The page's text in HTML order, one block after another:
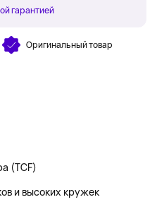
гарантией
Оригинальный товар
(TCF)
и высоких кружек